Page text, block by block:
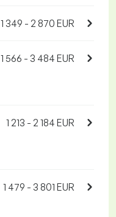
1 349 - 2 870 EUR
1 566 - 3 484 EUR
1 213 - 2 184 EUR
1 479 - 3 801 EUR